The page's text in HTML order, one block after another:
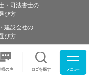
様の声 ロゴを探す メニュー
・司法書士の
び方
建設会社の
び方
Rights Reserved.